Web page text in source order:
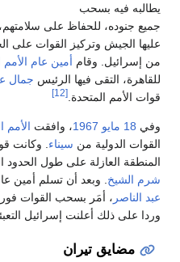
يطالبه فيه بسحب
جميع جنوده، للحفاظ على
عليها الجيش وتركيز القوات على
من إسرائيل. وقام أمين عام الأمم
للقاهرة، التقى فيها الرئيس جمال
قوات الأمم المتحدة. [12]
وفي 18 مايو 1967، وافقت الأمم
القوات الدولية من سيناء . وكانت
المنطقة العازلة على طول الحدود
شرم الشيخ . وبعد أن تسلم أمين
عبد الناصر ، أمَر بسحب القوات
وردا على ذلك أعلنت إسرائيل
مضايق تيران